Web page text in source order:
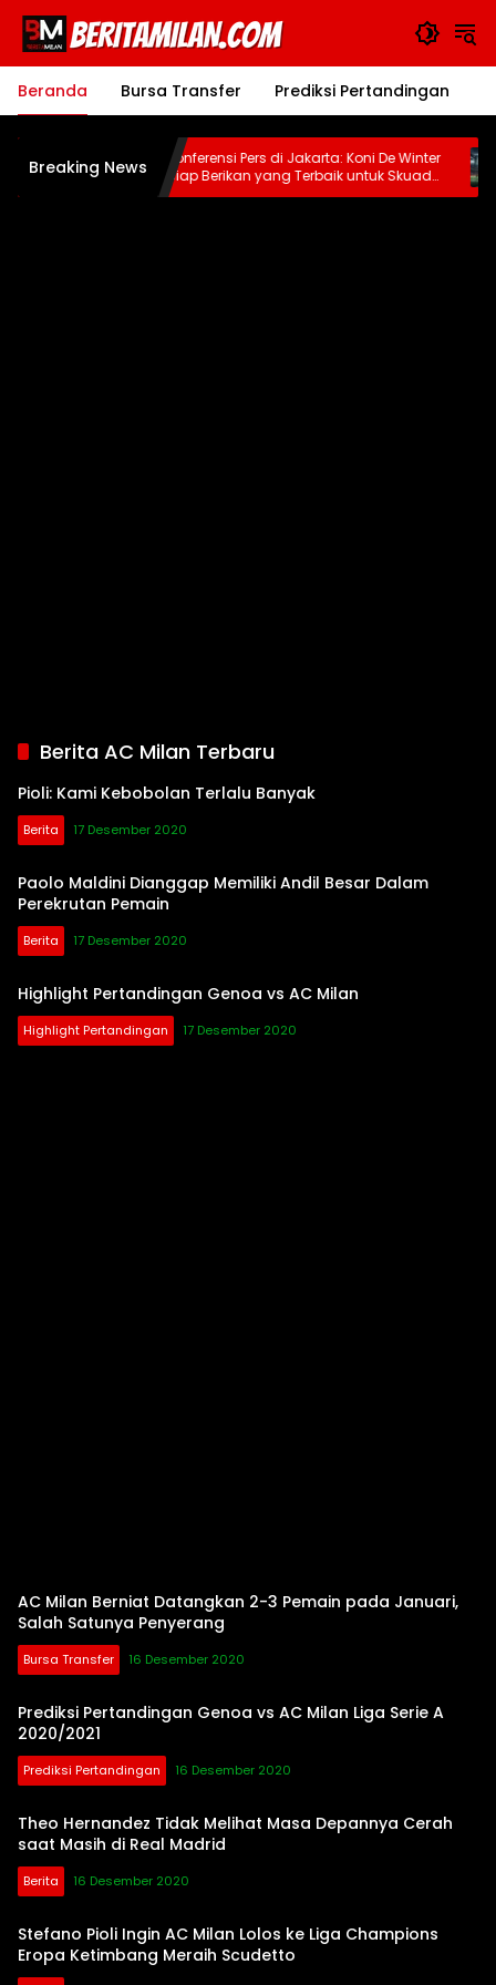
Langsung
konten
Beranda
Bursa Transfer Prediksi Pertandingan
Breaking NewsKonferensi Pers di Jakarta: Koni De Winter
Siap Berikan yang Terbaik untuk Skuad
Ruben Amorim
Berita AC Milan Terbaru
Pioli: Kami Kebobolan Terlalu Banyak
Berita 17 Desember 2020
Paolo Maldini Dianggap Memiliki Andil Besar Dalam
Perekrutan Pemain
Berita 17 Desember 2020
Highlight Pertandingan Genoa vs AC Milan
Highlight Pertandingan 17 Desember 2020
Milan
Terbaru
AC Milan Berniat Datangkan 2-3 Pemain pada Januari,
Salah Satunya Penyerang
Bursa Transfer 16 Desember 2020
Prediksi Pertandingan Genoa vs AC Milan Liga Serie A
2020/2021
Prediksi Pertandingan 16 Desember 2020
Theo Hernandez Tidak Melihat Masa Depannya Cerah
saat Masih di Real Madrid
Berita 16 Desember 2020
Stefano Pioli Ingin AC Milan Lolos ke Liga Champions
Eropa Ketimbang Meraih Scudetto